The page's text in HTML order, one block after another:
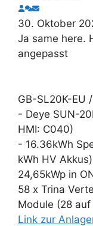
30. Oktober
Ja same here.
angepasst
GB-SL20K-EU
- Deye SUN-
HMI: C040)
- 16.36kWh
kWh HV Akkus)
24,65kWp in
58 x Trina
Module (28 auf
Link zur